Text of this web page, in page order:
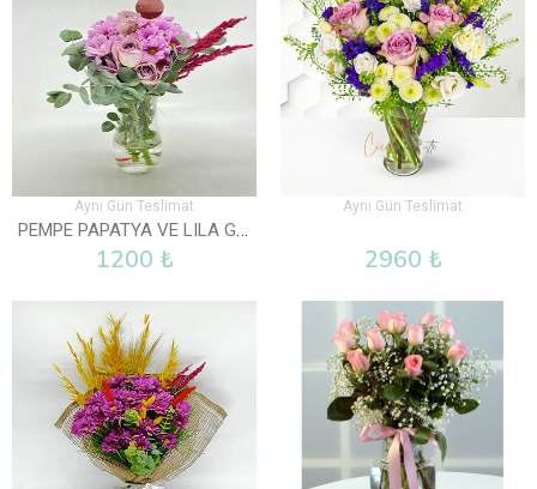
Aynı Gün Teslimat
PEMPE PAPATYA VE LILA GÜL VAZOLU
1200 ₺
Aynı Gün Teslimat
2960 ₺